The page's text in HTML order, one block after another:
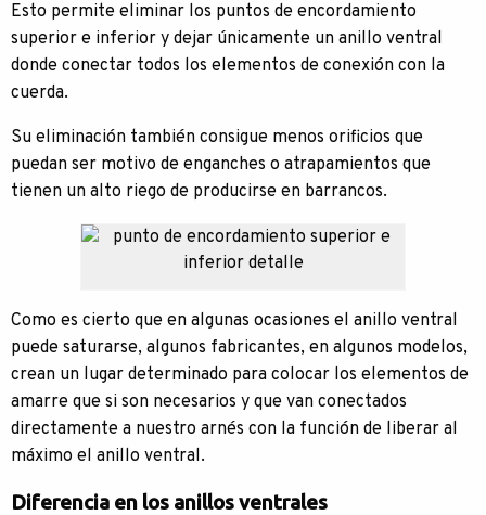
Esto permite eliminar los puntos de encordamiento
superior e inferior y dejar únicamente un anillo ventral
donde conectar todos los elementos de conexión con la
cuerda.
Su eliminación también consigue menos orificios que
puedan ser motivo de enganches o atrapamientos que
tienen un alto riego de producirse en barrancos.
Como es cierto que en algunas ocasiones el anillo ventral
puede saturarse, algunos fabricantes, en algunos modelos,
crean un lugar determinado para colocar los elementos de
amarre que si son necesarios y que van conectados
directamente a nuestro arnés con la función de liberar al
máximo el anillo ventral.
Diferencia en los anillos ventrales